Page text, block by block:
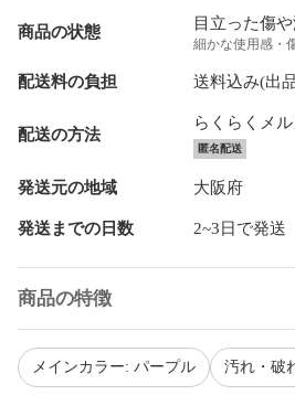
商品の状態 目立った傷
細かな使用感・
配送料の負担 送料込み(出
配送の方法
らくらくメ
匿名配送
発送元の地域 大阪府
発送までの日数 2~3日で発送
商品の特徴
メインカラー: パープル 汚れ・破